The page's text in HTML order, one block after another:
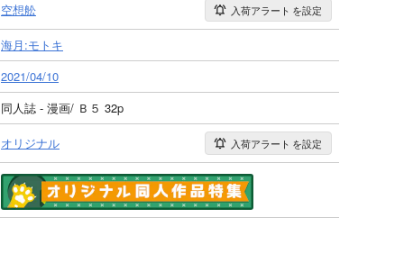
空想舩 入荷アラート を設定
海月:モトキ
2021/04/10
同人誌 - 漫画/ Ｂ５ 32p
オリジナル 入荷アラート を設定